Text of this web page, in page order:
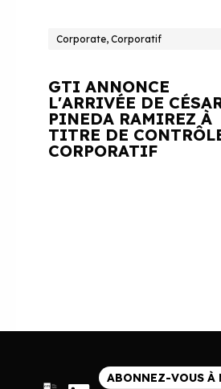
Corporate, Corporatif
GTI ANNONCE
L'ARRIVÉE DE
PINEDA RAMIREZ À
TITRE DE
CORPORATIF
ABONNEZ-VOUS À